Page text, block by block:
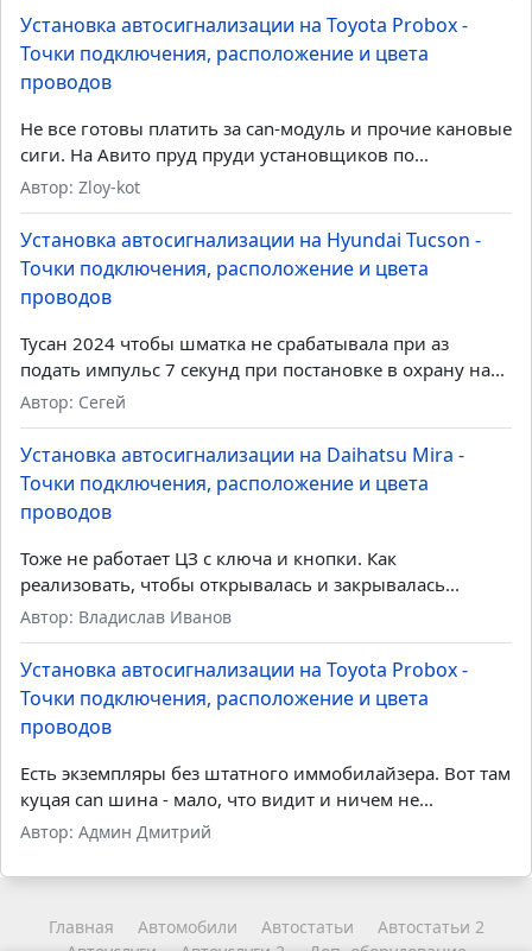
Установка автосигнализации на Toyota Probox -
Точки подключения, расположение и цвета
проводов
Не все готовы платить за can-модуль и прочие кановые
сиги. На Авито пруд пруди установщиков по...
Автор: Zloy-kot
Установка автосигнализации на Hyundai Tucson -
Точки подключения, расположение и цвета
проводов
Тусан 2024 чтобы шматка не срабатывала при аз
подать импульс 7 секунд при постановке в охрану на...
Автор: Сегей
Установка автосигнализации на Daihatsu Mira -
Точки подключения, расположение и цвета
проводов
Тоже не работает ЦЗ с ключа и кнопки. Как
реализовать, чтобы открывалась и закрывалась...
Автор: Владислав Иванов
Установка автосигнализации на Toyota Probox -
Точки подключения, расположение и цвета
проводов
Есть экземпляры без штатного иммобилайзера. Вот там
куцая can шина - мало, что видит и ничем не...
Автор: Админ Дмитрий
Главная Автомобили Автостатьи
Автостатьи 2